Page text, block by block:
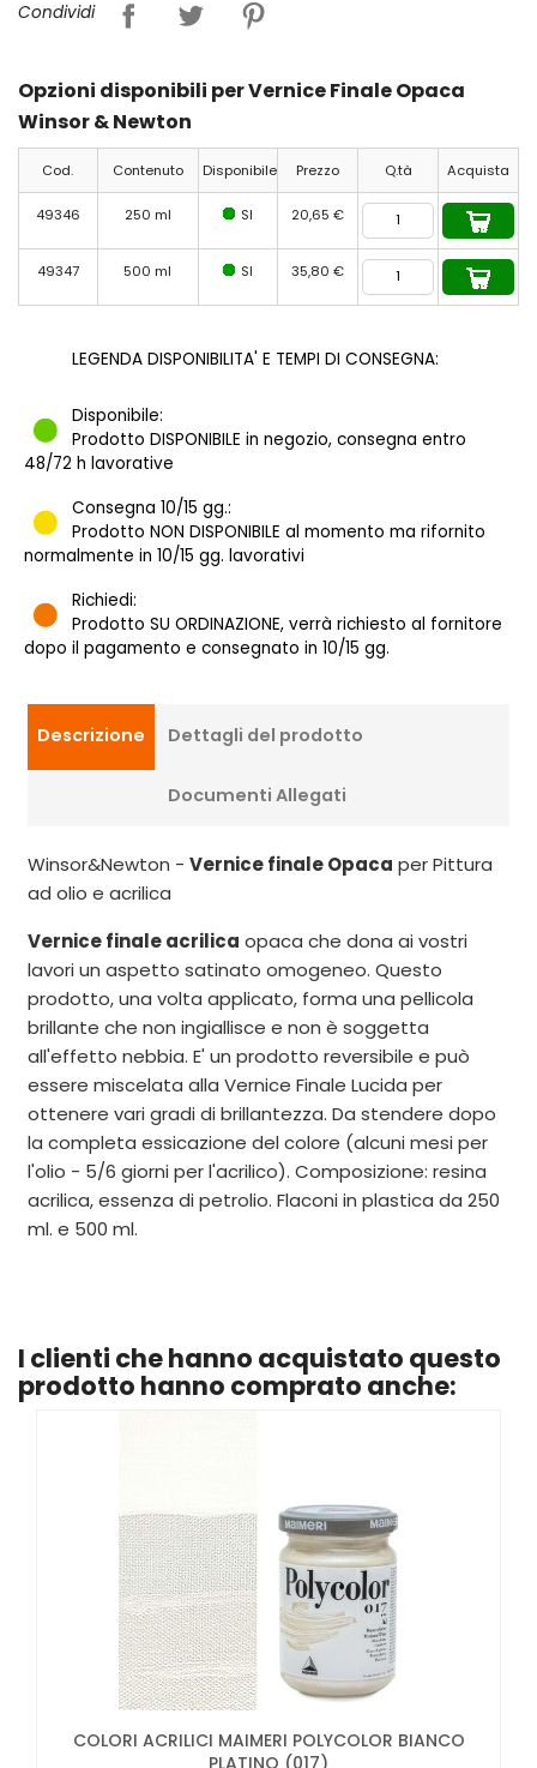
Condividi
Opzioni disponibili per Vernice Finale Opaca
Winsor & Newton
Cod. Contenuto Disponibile Prezzo Q.tà Acquista
49346 250 ml SI 20,65 €
49347 500 ml SI 35,80 €
LEGENDA DISPONIBILITA' E TEMPI DI CONSEGNA:
Disponibile:
Prodotto DISPONIBILE in negozio, consegna entro
48/72 h lavorative
Consegna 10/15 gg.:
Prodotto NON DISPONIBILE al momento ma rifornito
normalmente in 10/15 gg. lavorativi
Richiedi:
Prodotto SU ORDINAZIONE, verrà richiesto al fornitore
dopo il pagamento e consegnato in 10/15 gg.
Descrizione Dettagli del prodotto
Documenti Allegati
Winsor&Newton - Vernice finale Opaca per Pittura
ad olio e acrilica
Vernice finale acrilica opaca che dona ai vostri
lavori un aspetto satinato omogeneo. Questo
prodotto, una volta applicato, forma una pellicola
brillante che non ingiallisce e non è soggetta
all'effetto nebbia. E' un prodotto reversibile e può
essere miscelata alla Vernice Finale Lucida per
ottenere vari gradi di brillantezza. Da stendere dopo
la completa essicazione del colore (alcuni mesi per
l'olio - 5/6 giorni per l'acrilico). Composizione: resina
acrilica, essenza di petrolio. Flaconi in plastica da 250
ml. e 500 ml.
I clienti che hanno acquistato questo
prodotto hanno comprato anche:
COLORI ACRILICI MAIMERI POLYCOLOR BIANCO